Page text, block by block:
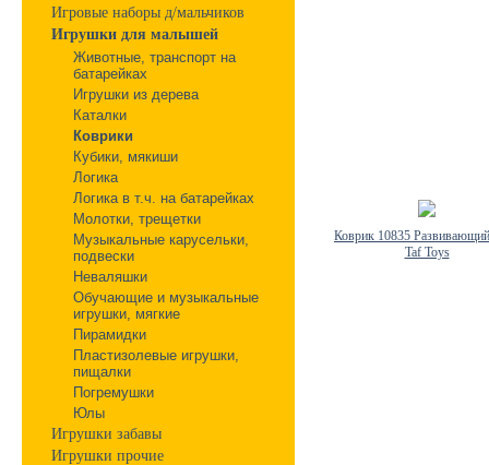
Игровые наборы д/мальчиков
Игрушки для малышей
Животные, транспорт на
батарейках
Игрушки из дерева
Каталки
Коврики
Кубики, мякиши
Логика
Логика в т.ч. на батарейках
Молотки, трещетки
Музыкальные карусельки,
подвески
Неваляшки
Обучающие и музыкальные
игрушки, мягкие
Пирамидки
Пластизолевые игрушки,
пищалки
Погремушки
Юлы
Игрушки забавы
Игрушки прочие
Коврик 10835
Taf Toys